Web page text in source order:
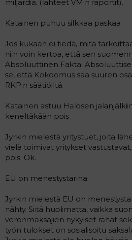
miljardia. (lähteet VM:n raportit).
Katainen puhuu silkkaa paskaa
Jos kukaan ei tiedä, mitä
niin voin kertoa, että sen
Absoluuttinen Fakta.
se, että Kokoomus saa suuren
RKP:n säätiöiltä.
Katainen astuu Halosen
keneltäkään pois
Jyrkin mielestä yritystuet, joita
vielä toimivat yritykset
pois. Ok.
EU on menestystarina
Jyrkin mielestä EU on
nähty. Siitä huolimatta, vaikka
veronmaksajien nykyiset rahat
työn tulokset on sosialisoitu